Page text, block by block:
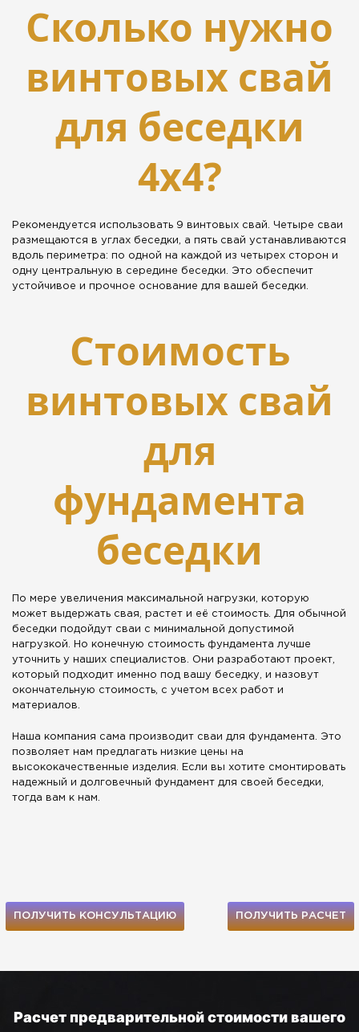
Сколько нужно
винтовых свай
для беседки
4х4?
Рекомендуется использовать 9 винтовых свай. Четыре сваи
размещаются в углах беседки, а пять свай устанавливаются
вдоль периметра: по одной на каждой из четырех сторон и
одну центральную в середине беседки. Это обеспечит
устойчивое и прочное основание для вашей беседки.
Стоимость
винтовых свай
для
фундамента
беседки
По мере увеличения максимальной нагрузки, которую
может выдержать свая, растет и её стоимость. Для обычной
беседки подойдут сваи с минимальной допустимой
нагрузкой. Но конечную стоимость фундамента лучше
уточнить у наших специалистов. Они разработают проект,
который подходит именно под вашу беседку, и назовут
окончательную стоимость, с учетом всех работ и
материалов.
Наша компания сама производит сваи для фундамента. Это
позволяет нам предлагать низкие цены на
высококачественные изделия. Если вы хотите смонтировать
надежный и долговечный фундамент для своей беседки,
тогда вам к нам.
ПОЛУЧИТЬ КОНСУЛЬТАЦИЮ ПОЛУЧИТЬ РАСЧЕТ
Расчет предварительной стоимости вашего